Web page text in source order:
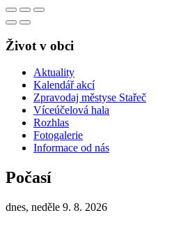
Život v obci
Aktuality
Kalendář akcí
Zpravodaj městyse Stařeč
Víceúčelová hala
Rozhlas
Fotogalerie
Informace od nás
Počasí
dnes, neděle 9. 8. 2026